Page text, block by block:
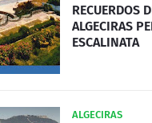
RECUERDOS
ALGECIRAS
ESCALINATA
ALGECIRAS